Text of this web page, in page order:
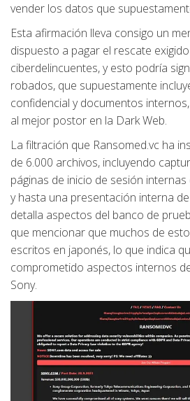
vender los datos que
Esta afirmación lleva consigo un
dispuesto a pagar el rescate
ciberdelincuentes, y esto podría
robados, que supuestamente
confidencial y documentos
al mejor postor en la Dark Web.
La filtración que Ransomed.vc ha
de 6.000 archivos, incluyendo
páginas de inicio de sesión internas
y hasta una presentación interna
detalla aspectos del banco de
que mencionar que muchos de
escritos en japonés, lo que indica
comprometido aspectos internos
Sony.